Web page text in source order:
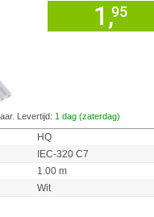
1,95
Levertijd: 1 dag (zaterdag)
HQ
IEC-320 C7
1.00 m
Wit